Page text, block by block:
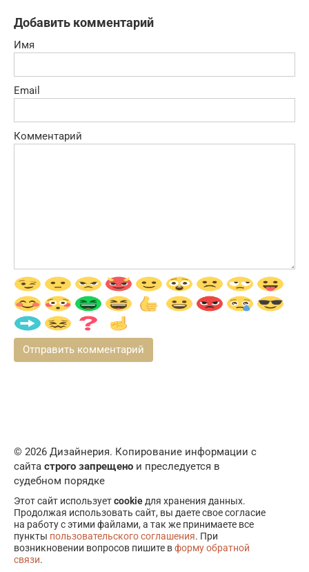
Добавить комментарий
Имя
Email
Комментарий
© 2026 Дизайнерия. Копирование информации с
сайта строго запрещено и преследуется в
судебном порядке
Этот сайт используетcookieдля хранения данных.
Продолжая использовать сайт, вы даете свое согласие
на работу с этими файлами, а так же принимаете все
пункты пользовательского соглашения. При
возникновении вопросов пишите вформу обратной
связи.